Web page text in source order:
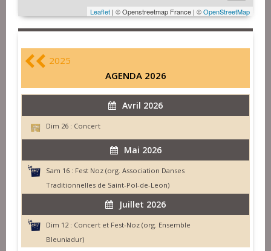
Leaflet | © Openstreetmap France | ©OpenStreetMap
2025
AGENDA 2026
Avril 2026
Dim 26 : Concert
Mai 2026
Sam 16 : Fest Noz (org. Association Danses
Traditionnelles de Saint-Pol-de-Leon)
Juillet 2026
Dim 12 : Concert et Fest-Noz (org. Ensemble
Bleuniadur)